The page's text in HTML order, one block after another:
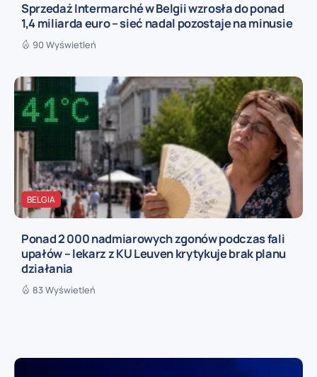
Sprzedaż Intermarché w Belgii wzrosła do ponad
1,4 miliarda euro – sieć nadal pozostaje na minusie
90 Wyświetleń
BELGIA
Ponad 2 000 nadmiarowych zgonów podczas fali
upałów – lekarz z KU Leuven krytykuje brak planu
działania
83 Wyświetleń